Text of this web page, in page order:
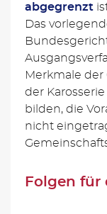
abgegrenzt
Das
Merkmale der
der
bilden, die
nicht
Folgen für